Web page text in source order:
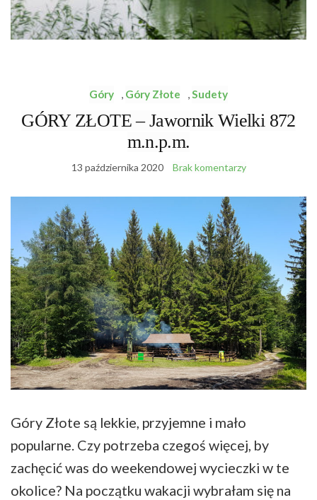
Góry , Góry Złote ,Sudety
GÓRY ZŁOTE – Jawornik Wielki 872
m.n.p.m.
13 października 2020 Brak komentarzy
Góry Złote są lekkie, przyjemne i mało
popularne. Czy potrzeba czegoś więcej, by
zachęcić was do weekendowej wycieczki w te
okolice? Na początku wakacji wybrałam się na